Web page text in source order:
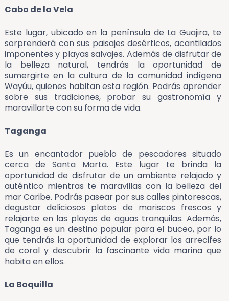
Cabo de la Vela
Este lugar, ubicado en la península de La Guajira, te
sorprenderá con sus paisajes desérticos, acantilados
imponentes y playas salvajes. Además de disfrutar de
la belleza natural, tendrás la oportunidad de
sumergirte en la cultura de la comunidad indígena
Wayúu, quienes habitan esta región. Podrás aprender
sobre sus tradiciones, probar su gastronomía y
maravillarte con su forma de vida.
Taganga
Es un encantador pueblo de pescadores situado
cerca de Santa Marta. Este lugar te brinda la
oportunidad de disfrutar de un ambiente relajado y
auténtico mientras te maravillas con la belleza del
mar Caribe. Podrás pasear por sus calles pintorescas,
degustar deliciosos platos de mariscos frescos y
relajarte en las playas de aguas tranquilas. Además,
Taganga es un destino popular para el buceo, por lo
que tendrás la oportunidad de explorar los arrecifes
de coral y descubrir la fascinante vida marina que
habita en ellos.
La Boquilla